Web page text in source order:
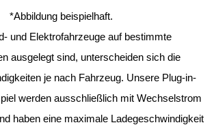
*Abbildung beispielhaft.
und Elektrofahrzeuge auf bestimmte
ausgelegt sind, unterscheiden sich die
je nach Fahrzeug. Unsere Plug-in-
werden ausschließlich mit Wechselstrom
haben eine maximale Ladegeschwindigkeit